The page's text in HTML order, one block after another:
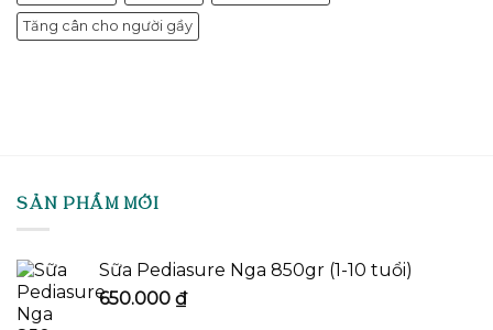
Tăng cân cho người gầy
SẢN PHẨM MỚI
Sữa Pediasure Nga 850gr (1-10 tuổi)
650.000 ₫